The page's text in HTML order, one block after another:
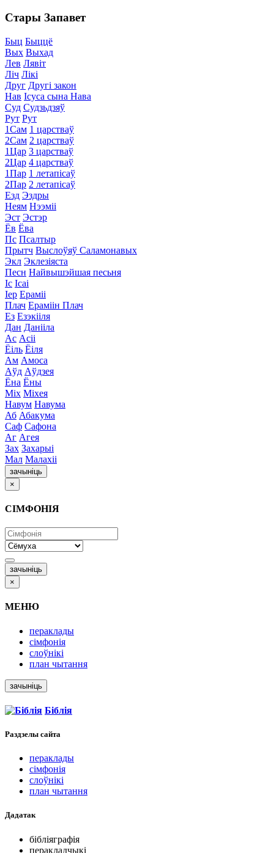
Стары Запавет
Быц Быццё
Вых Выхад
Лев Лявіт
Ліч Лікі
Друг Другі закон
Нав Ісуса сына Нава
Суд Судзьдзяў
Рут Рут
1Сам 1 царстваў
2Сам 2 царстваў
1Цар 3 царстваў
2Цар 4 царстваў
1Пар 1 летапісаў
2Пар 2 летапісаў
Езд Эздры
Неям Нээміі
Эст Эстэр
Ёв Ёва
Пс Псалтыр
Прытч Выслоўяў Саламонавых
Экл Эклезіяста
Песн Найвышэйшая песьня
Іс Ісаі
Іер Ераміі
Плач Ераміін Плач
Ез Езэкііля
Дан Данііла
Ас Асіі
Ёіль Ёіля
Ам Амоса
Аўд Аўдзея
Ёна Ёны
Міх Міхея
Навум Навума
Аб Абакума
Саф Сафона
Аг Агея
Зах Захарыі
Мал Малахіі
зачыніць
×
СІМФОНІЯ
зачыніць
×
МЕНЮ
пераклады
сімфонія
слоўнікі
план чытання
зачыніць
Біблія
Раздзелы сайта
пераклады
сімфонія
слоўнікі
план чытання
Дадатак
бібліяграфія
перакладчыкі